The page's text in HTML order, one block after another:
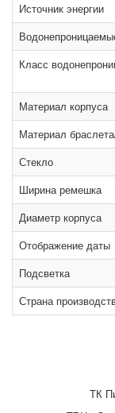
Источник энергии
Класс
Материал корпуса
Материал
Стекло
Ширина ремешка
Диаметр корпуса
Отображение даты
Подсветка
Страна
ТК